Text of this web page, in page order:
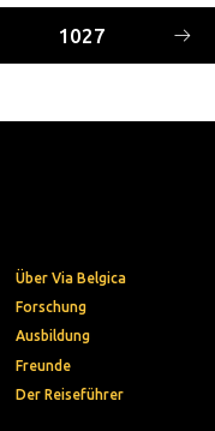
1027
Über Via Belgica
Forschung
Ausbildung
Freunde
Der Reiseführer